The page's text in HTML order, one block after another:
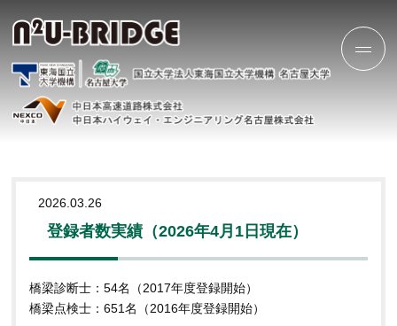
2026.03.26
登録者数実績（2026年4月1日現在）
橋梁診断士：54名（2017年度登録開始）
橋梁点検士：651名（2016年度登録開始）